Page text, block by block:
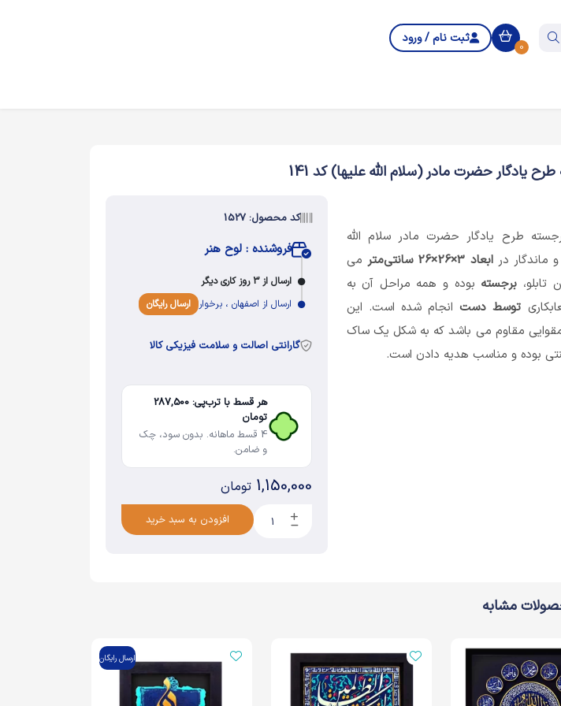
0
ثبت نام / ورود
یادگار حضرت مادر (سلام الله علیها) کد 141
طرح یادگار حضرت مادر سلام الله
ماندگار درابعاد 3×26×26 سانتی‌متر
می
برجسته بوده و همه مراحل آن به
توسط دستانجام شده است. این
مقاوم می باشد که به شکل یک ساک
بوده و مناسب هدیه دادن است.
کد محصول: 1527
فروشنده : لوح هنر
ارسال از 3 روز کاری دیگر
ارسال از اصفهان ، برخوار ارسال رایگان
گارانتی اصالت و سلامت فیزیکی کالا
هر قسط با ترب‌پی: 287,500
تومان
4 قسط ماهانه. بدون سود، چک
و ضامن.
1,150,000 تومان
افزودن به سبد خرید
مشابه
ارسال رایگان